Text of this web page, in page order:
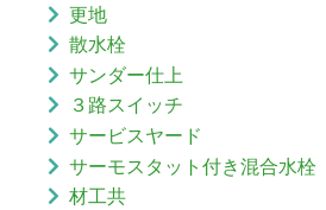
更地
散水栓
サンダー仕上
３路スイッチ
サービスヤード
サーモスタット付き混合水栓
材工共